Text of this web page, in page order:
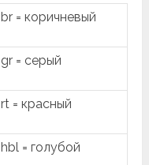
br = коричневый
gr = серый
rt = красный
hbl = голубой